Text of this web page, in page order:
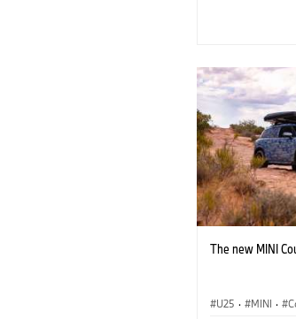
The new MINI
U25 · MINI ·